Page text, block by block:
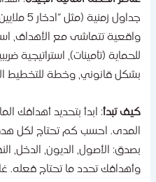
تتماشى مع الأهداف،
(تأمينات)، استراتيجية ضريبية
قانوني، وخطة للتخطيط
تبدأ: ابدأ بتحديد أهدافك
احسب كم تحتاج لكل هدف
الأصول، الديون، الدخل،
تحدد ما تحتاج فعله. غالبًا،